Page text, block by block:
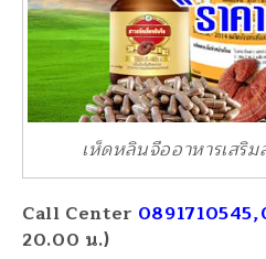
เห็ดหลินจืออาหารเสริ
Call Center
20.00 น.)